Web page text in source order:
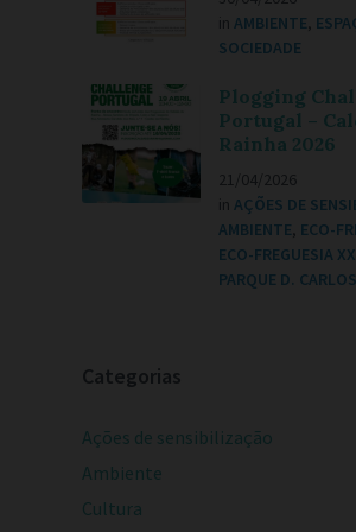
inAMBIENTE,
SOCIEDADE
Plogging
Portugal –
Rainha 2026
21/04/2026
inAÇÕES DE
AMBIENTE, ECO-
ECO-FREGUESIA
PARQUE D.
Categorias
Ações de sensibilização
Ambiente
Cultura